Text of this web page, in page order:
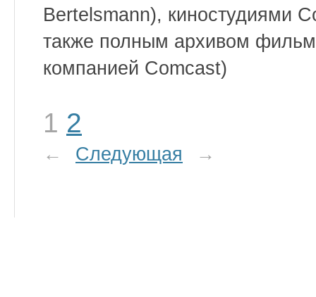
Bertelsmann), киностудиями
также полным архивом
компанией Comcast)
1 2
← Следующая →